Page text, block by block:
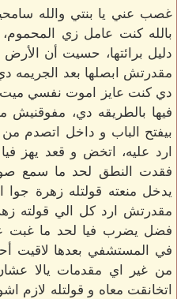
غصب عني يا بنتي والله
بالله كنت عامل زي
دليل برائتها، حسيت أن
مقدرتش ابصلها بعد الجريمه
دي كنت عايز اموت نفسي ميت
فيها بالطريقه دي، مفوقنيش
بيفتح الباب و داخل اتصدم
ارد عليه، اتخض و قعد يهز
فقدت النطق لحد ما سمع
يدخل منعته قولتله زهرة
مقدرتش ارد كل الي قولته
فضل يضرب فيا لحد ما غبت
في المستشفي بعدها لاقيت
من غير اي مقدمات يالا
اتخانقت معاه و قولتله لازم